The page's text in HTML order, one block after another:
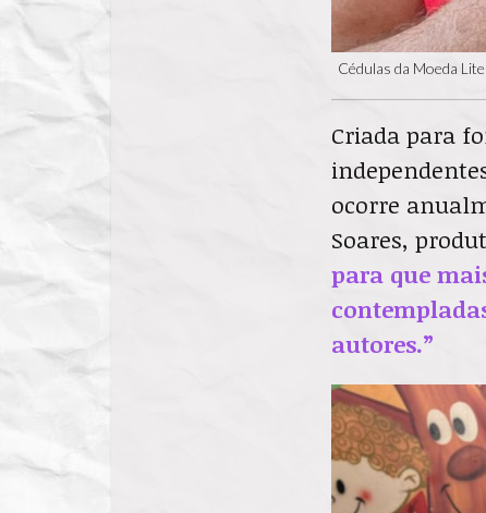
Cédulas da Moeda
Criada para
ocorre
Soares,
para que
autores.”